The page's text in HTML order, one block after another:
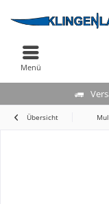
Menü
Übersicht